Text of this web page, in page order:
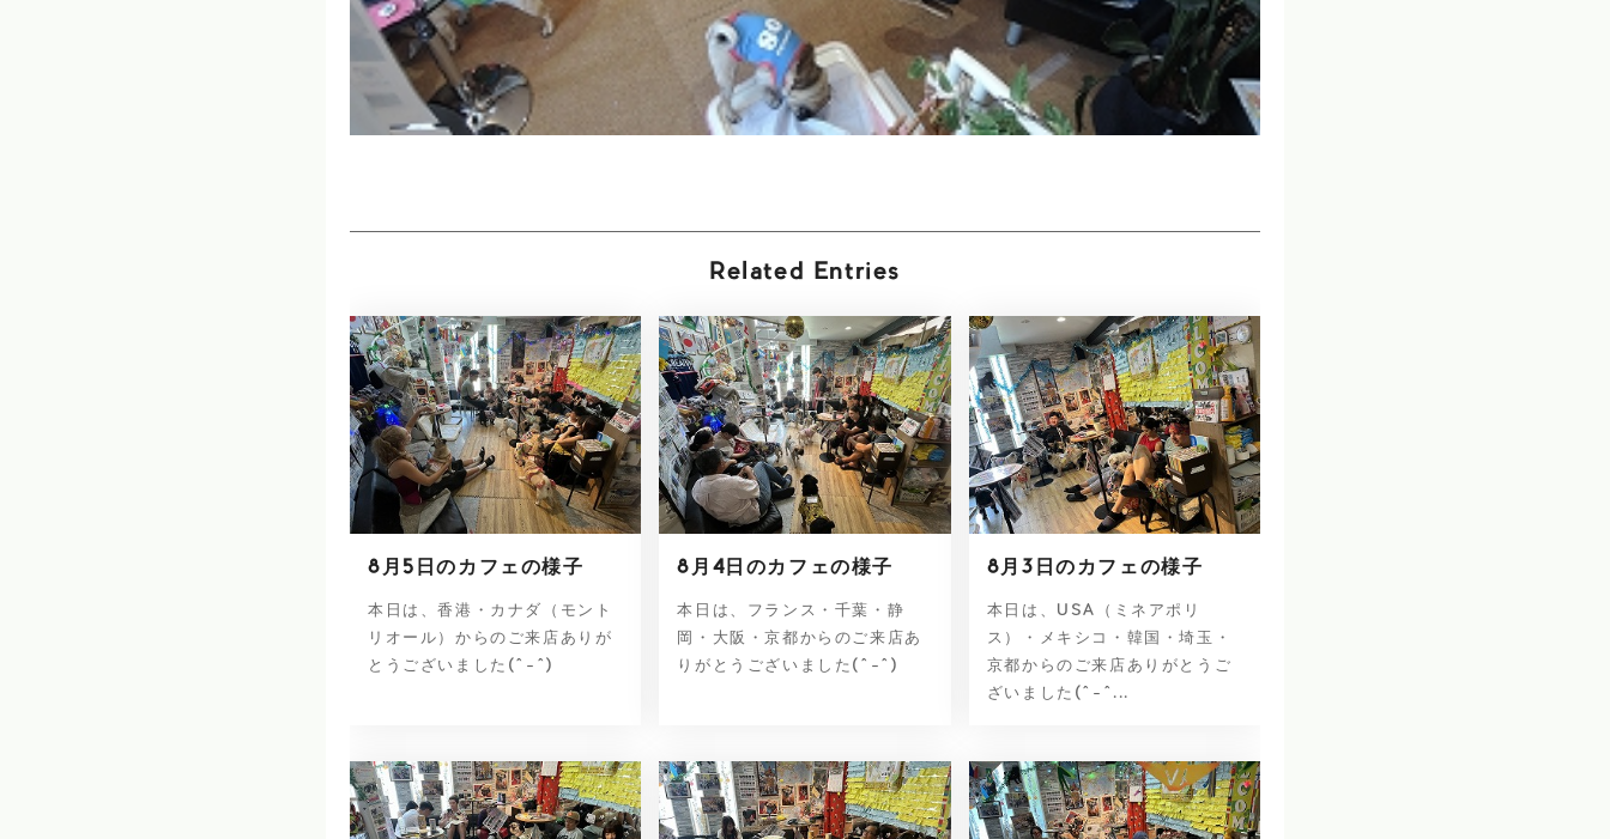
Related Entries
8月5日のカフェの様子
本日は、香港・カナダ（モント
リオール）からのご来店ありが
とうございました(^-^)
8月4日のカフェの様子
本日は、フランス・千葉・静
岡・大阪・京都からのご来店あ
りがとうございました(^-^)
8月3日のカフェの様子
本日は、USA（ミネアポリ
ス）・メキシコ・韓国・埼玉・
京都からのご来店ありがとうご
ざいました(^-^...